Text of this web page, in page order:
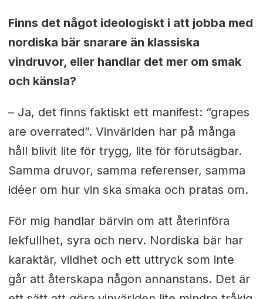
Finns det något ideologiskt i att jobba med
nordiska bär snarare än klassiska
vindruvor, eller handlar det mer om smak
och känsla?
– Ja, det finns faktiskt ett manifest: “grapes
are overrated”. Vinvärlden har på många
håll blivit lite för trygg, lite för förutsägbar.
Samma druvor, samma referenser, samma
idéer om hur vin ska smaka och pratas om.
För mig handlar bärvin om att återinföra
lekfullhet, syra och nerv. Nordiska bär har
karaktär, vildhet och ett uttryck som inte
går att återskapa någon annanstans. Det är